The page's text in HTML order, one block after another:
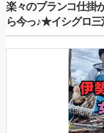
楽々のブランコ仕掛
ら今っ♪★イシグロ三